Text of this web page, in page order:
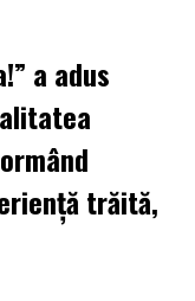
a adus
trăită,